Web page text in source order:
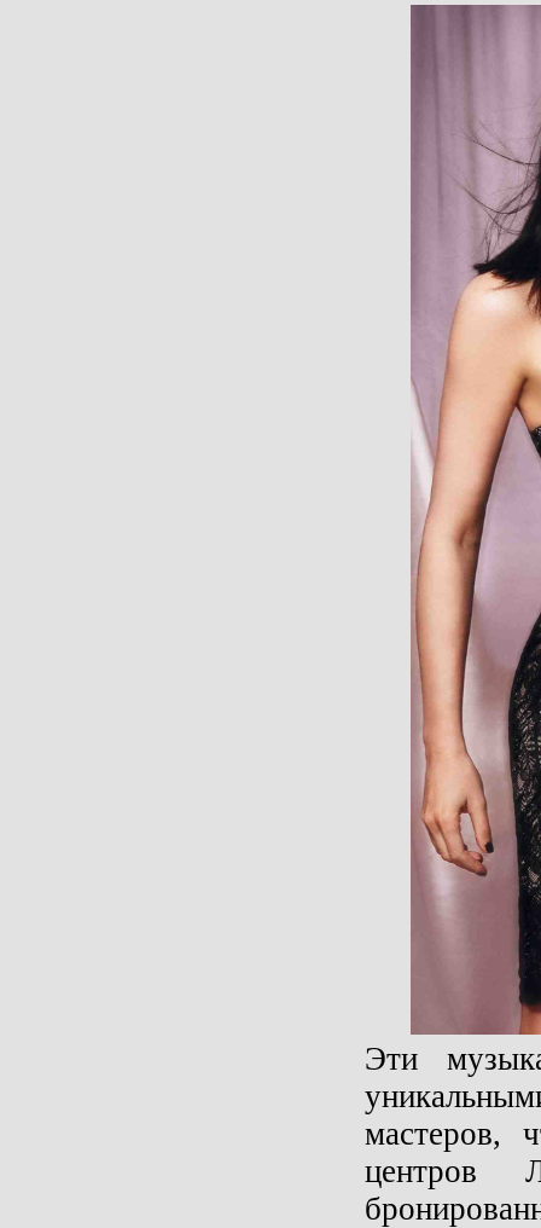
Эти
мастеров,
центров